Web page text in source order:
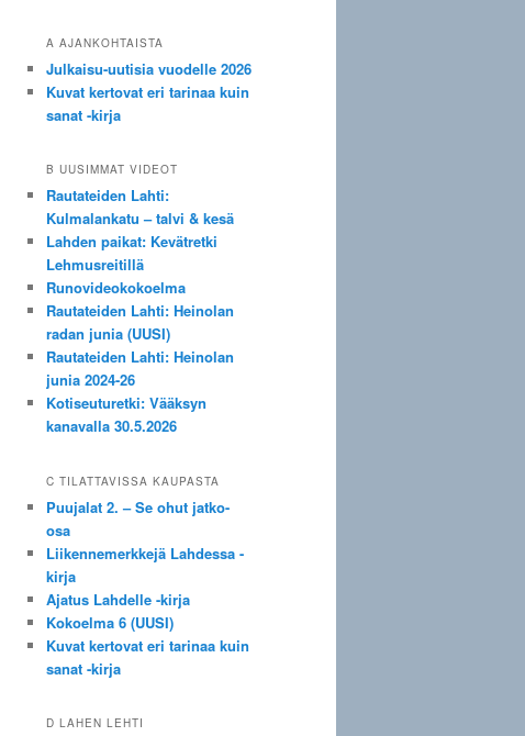
A AJANKOHTAISTA
Julkaisu-uutisia vuodelle 2026
Kuvat kertovat eri tarinaa kuin
sanat -kirja
B UUSIMMAT VIDEOT
Rautateiden Lahti:
Kulmalankatu – talvi & kesä
Lahden paikat: Kevätretki
Lehmusreitillä
Runovideokokoelma
Rautateiden Lahti: Heinolan
radan junia (UUSI)
Rautateiden Lahti: Heinolan
junia 2024-26
Kotiseuturetki: Vääksyn
kanavalla 30.5.2026
C TILATTAVISSA KAUPASTA
Puujalat 2. – Se ohut jatko-
osa
Liikennemerkkejä Lahdessa -
kirja
Ajatus Lahdelle -kirja
Kokoelma 6 (UUSI)
Kuvat kertovat eri tarinaa kuin
sanat -kirja
D LAHEN LEHTI